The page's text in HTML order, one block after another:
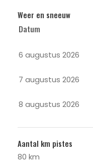
Weer en sneeuw
Datum
6 augustus 2026
7 augustus 2026
8 augustus 2026
Aantal km pistes
80 km